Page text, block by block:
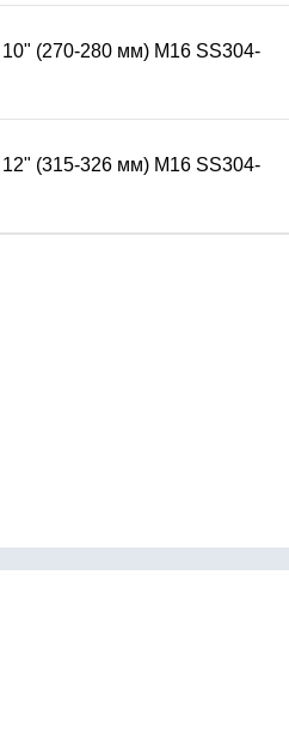
10" (270-280 мм) М16 SS304-
12" (315-326 мм) М16 SS304-